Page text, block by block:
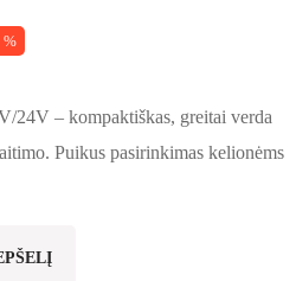
was: €49.99.
€34.99.
%
24V – kompaktiškas, greitai verda
Puikus pasirinkimas kelionėms